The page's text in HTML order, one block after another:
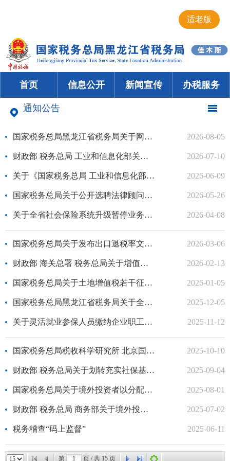
适老版
首页 信息公开 新闻宣传 办税服务
通知公告
2026-08-05
国家税务总局黑龙江省税务局关于网站互动交流平台维护的通告
2026-07-10
财政部 税务总局 工业和信息化部关于调整节能汽车、新能源汽车车船税优惠政策...
2026-06-09
关于《国家税务总局 工业和信息化部关于发布〈免征车辆购置税的设有固定装置的...
2026-05-26
国家税务总局关于公开选聘法律顾问单位的公告
2026-04-08
关于全省社会保险系统升级暂停业务办理的通告
2026-03-06
国家税务总局关于发布出口退税率文库2026A版的通知
2026-02-13
财政部 海关总署 税务总局关于增值税法施行后进口环节增值税优惠政策衔接事项...
2026-01-05
国家税务总局关于土地增值税若干征管口径的公告
2025-12-05
国家税务总局黑龙江省税务局关于全省税务部门对外公开电话统一为12366的通...
2025-11-12
关于灵活就业参保人员缴纳企业职工基本养老保险费的重要提醒
2025-10-10
国家税务总局税收科学研究所 北京国家会计学院2026年税务专业学位硕士研究...
2025-09-04
财政部 税务总局关于划转充实社保基金国有股权及现金收益运作管理税收政策的通...
2025-08-01
国家税务总局关于境外投资者以分配利润直接投资税收抵免政策有关事项的公告
2025-07-02
财政部 税务总局 商务部关于境外投资者以分配利润直接投资税收抵免政策的公告
2025-06-11
税务稽查“码上监督”
第 页 / 共 15 页